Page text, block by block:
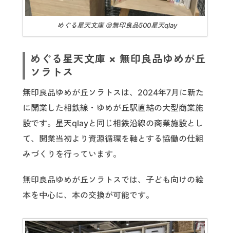
めぐる星天文庫 ＠無印良品500星天qlay
めぐる星天文庫 × 無印良品ゆめが丘
ソラトス
無印良品ゆめが丘ソラトスは、2024年7月に新た
に開業した相鉄線・ゆめが丘駅直結の大型商業施
設です。星天qlayと同じ相鉄沿線の商業施設とし
て、開業当初より資源循環を軸とする協働の仕組
みづくりを行っています。
無印良品ゆめが丘ソラトスでは、子ども向けの絵
本を中心に、本の交換が可能です。